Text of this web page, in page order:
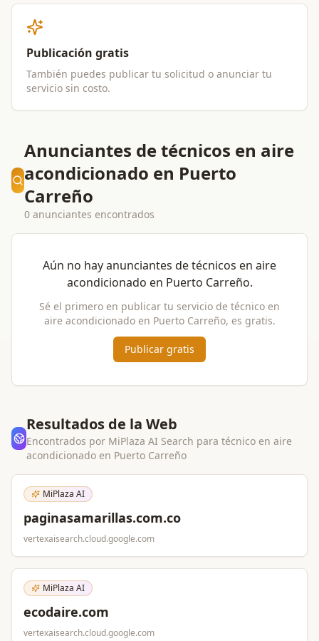
Publicación gratis
También puedes publicar tu solicitud o anunciar tu
servicio sin costo.
Anunciantes de técnicos en aire
acondicionado en Puerto
Carreño
0 anunciantes encontrados
Aún no hay anunciantes detécnicos en aire
acondicionado en Puerto Carreño.
Sé el primero en publicar tu servicio de técnico en
aire acondicionadoen Puerto Carreño, es gratis.
Publicar gratis
Resultados de la Web
Encontrados por MiPlaza AI Search para técnico en aire
acondicionado en Puerto Carreño
MiPlaza AI
paginasamarillas.com.co
vertexaisearch.cloud.google.com
MiPlaza AI
ecodaire.com
vertexaisearch.cloud.google.com